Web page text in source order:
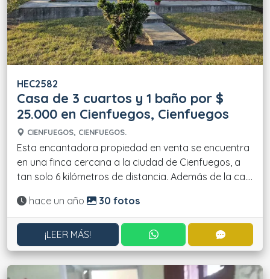
HEC2582
Casa de 3 cuartos y 1 baño por $
25.000 en Cienfuegos, Cienfuegos
CIENFUEGOS, CIENFUEGOS.
Esta encantadora propiedad en venta se encuentra
en una finca cercana a la ciudad de Cienfuegos, a
tan solo 6 kilómetros de distancia. Además de la ca....
Actualizado:
hace un año 30 fotos
¡LEER MÁS! CONTACTAR POR